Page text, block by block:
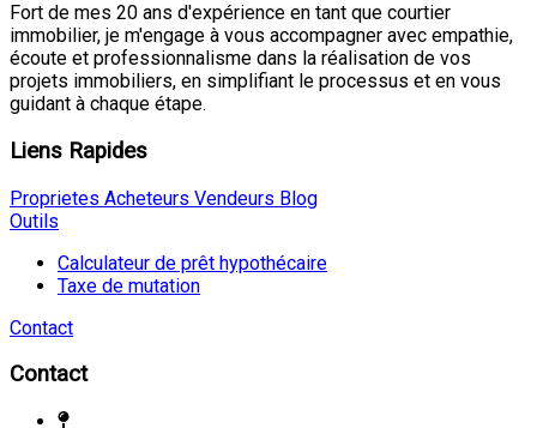
Fort de mes 20 ans d'expérience en tant que courtier
immobilier, je m'engage à vous accompagner avec empathie,
écoute et professionnalisme dans la réalisation de vos
projets immobiliers, en simplifiant le processus et en vous
guidant à chaque étape.
Liens Rapides
Proprietes Acheteurs Vendeurs Blog
Outils
Calculateur de prêt hypothécaire
Taxe de mutation
Contact
Contact